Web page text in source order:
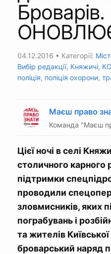
Броварів.
04.12.2016 • Категорії:
Вибір редакції, Княжичі,
поліція, поліція охорони,
Маєш право
Команда "Маєш
Цієї ночі в селі
столичного карного
підтримки
проводили
зловмисників, яких
пограбувань і
та жителів
броварський наряд